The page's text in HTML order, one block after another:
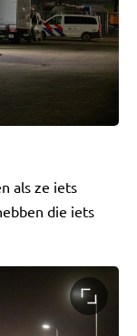
als ze iets
die iets